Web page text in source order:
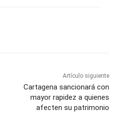
Artículo siguiente
Cartagena sancionará con
mayor rapidez a quienes
afecten su patrimonio